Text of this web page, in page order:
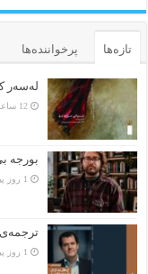
تازه‌ها پرخواننده‌ها
لەسەر
12 ساعت پیش
بورجە
1 روز پیش
ترجمه‌ی
1 روز پیش